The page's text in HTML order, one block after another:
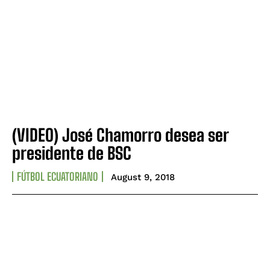
(VIDEO) José Chamorro desea ser
presidente de BSC
FÚTBOL ECUATORIANO August 9, 2018